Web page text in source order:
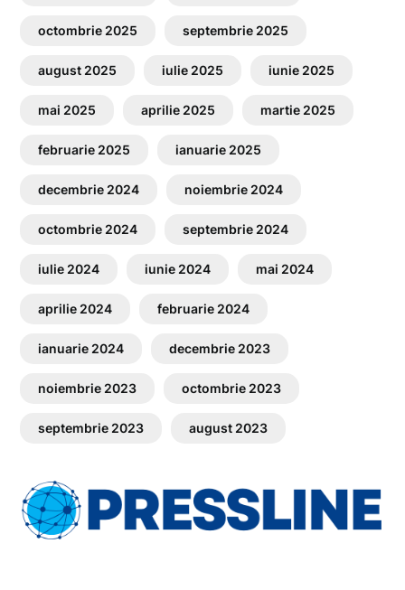
octombrie 2025 septembrie 2025
august 2025 iulie 2025 iunie 2025
mai 2025 aprilie 2025 martie 2025
februarie 2025 ianuarie 2025
decembrie 2024 noiembrie 2024
octombrie 2024 septembrie 2024
iulie 2024 iunie 2024 mai 2024
aprilie 2024 februarie 2024
ianuarie 2024 decembrie 2023
noiembrie 2023 octombrie 2023
septembrie 2023 august 2023